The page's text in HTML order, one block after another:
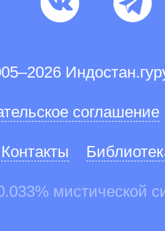
соглашение
Контакты
мистической